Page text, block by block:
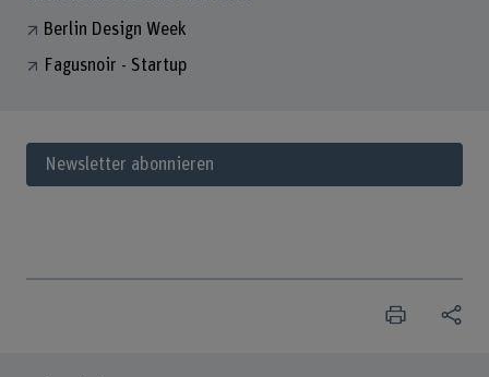
Berlin Design Week
Fagusnoir - Startup
Newsletter abonnieren